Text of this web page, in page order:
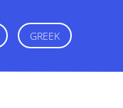
GREEK